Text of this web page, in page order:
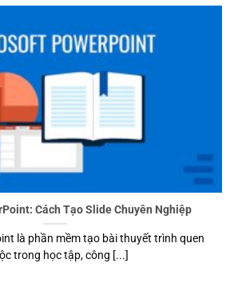
Cách Tạo Slide Chuyên Nghiệp
là phần mềm tạo bài thuyết trình quen
trong học tập, công [...]